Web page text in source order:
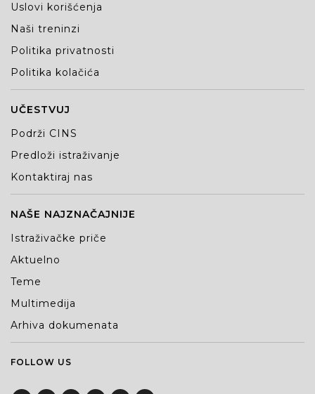
Uslovi korišćenja
Naši treninzi
Politika privatnosti
Politika kolačića
UČESTVUJ
Podrži CINS
Predloži istraživanje
Kontaktiraj nas
NAŠE NAJZNAČAJNIJE
Istraživačke priče
Aktuelno
Teme
Multimedija
Arhiva dokumenata
FOLLOW US